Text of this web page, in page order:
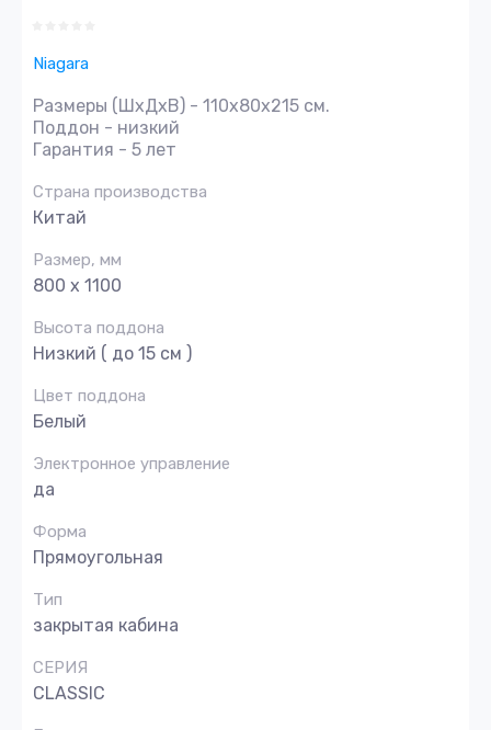
Niagara
Размеры (ШхДхВ) - 110x80x215 см.
Поддон - низкий
Гарантия - 5 лет
Страна производства
Китай
Размер, мм
800 х 1100
Высота поддона
Низкий ( до 15 см )
Цвет поддона
Белый
Электронное управление
да
Форма
Прямоугольная
Тип
закрытая кабина
СЕРИЯ
CLASSIC